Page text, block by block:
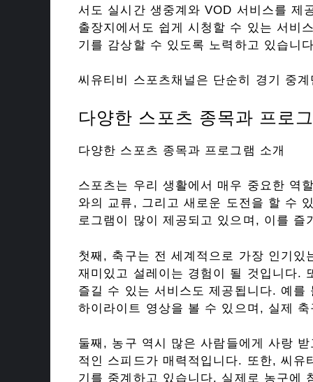
서도 실시간 생중계와 VOD 서비스를 제
출장지에서도 쉽게 시청할 수 있는 서비
기를 감상할 수 있도록 노력하고 있습니
씨유티비 스포츠채널은 단순히 경기 중계
다양한 스포츠 종목과 프로
다양한 스포츠 종목과 프로그램 소개
스포츠는 우리 생활에서 매우 중요한 역
와의 교류, 그리고 새로운 도전을 할 수
로그램이 많이 제공되고 있으며, 이를 즐
첫째, 축구는 전 세계적으로 가장 인기
재미있고 설레이는 경험이 될 것입니다.
즐길 수 있는 서비스도 제공됩니다. 예
하이라이트 영상을 볼 수 있으며, 실제
둘째, 농구 역시 많은 사람들에게 사랑
적인 스피드가 매력적입니다. 또한, 씨
기를 중계하고 있습니다. 실제로 농구에